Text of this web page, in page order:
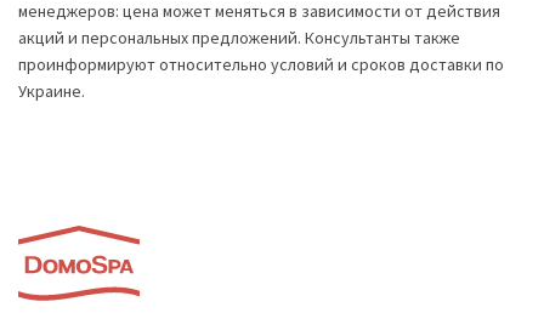
менеджеров: цена может меняться в зависимости от действия
акций и персональных предложений. Консультанты также
проинформируют относительно условий и сроков доставки по
Украине.